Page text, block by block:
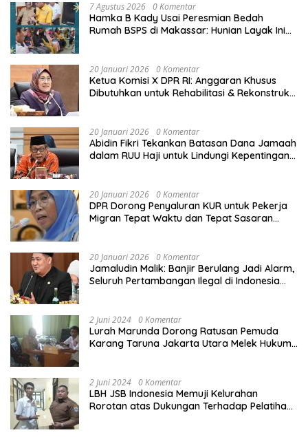
7 Agustus 2026 0 Komentar
Hamka B Kady Usai Peresmian Bedah
Rumah BSPS di Makassar: Hunian Layak Ini
20 Januari 2026 0 Komentar
Ketua Komisi X DPR RI: Anggaran Khusus
Dibutuhkan untuk Rehabilitasi & Rekonstruksi
20 Januari 2026 0 Komentar
Abidin Fikri Tekankan Batasan Dana Jamaah
dalam RUU Haji untuk Lindungi Kepentingan
20 Januari 2026 0 Komentar
DPR Dorong Penyaluran KUR untuk Pekerja
Migran Tepat Waktu dan Tepat Sasaran
20 Januari 2026 0 Komentar
Jamaludin Malik: Banjir Berulang Jadi Alarm,
Seluruh Pertambangan Ilegal di Indonesia
2 Juni 2024 0 Komentar
Lurah Marunda Dorong Ratusan Pemuda
Karang Taruna Jakarta Utara Melek Hukum
2 Juni 2024 0 Komentar
LBH JSB Indonesia Memuji Kelurahan
Rorotan atas Dukungan Terhadap Pelatihan